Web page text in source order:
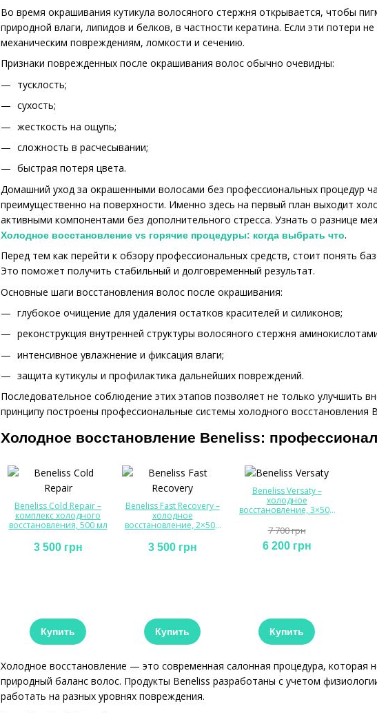
Во время окрашивания кутикула волосяного стержня открывается, чтобы
природной влаги, липидов и белков, в частности кератина. Если эти потери
механическим повреждениям, ломкости и сечению.
Признаки поврежденных после окрашивания волос обычно очевидны:
тусклость;
сухость;
жесткость на ощупь;
сложность в расчесывании;
быстрая потеря цвета.
Домашний уход за окрашенными волосами без профессиональных процедур
преимущественно на поверхности. Именно здесь на первый план выходит
активными компонентами без дополнительного стресса. Узнать о разнице
Холодное восстановление vs горячие процедуры: когда выбрать что.
Перед тем как перейти к обзору профессиональных средств, стоит понять
Это поможет получить стабильный и долговременный результат.
Основные шаги восстановления волос после окрашивания:
глубокое очищение для удаления остатков красителей и силиконов;
реконструкция внутренней структуры волосяного стержня
интенсивное увлажнение и фиксация влаги;
защита кутикулы и профилактика дальнейших повреждений.
Последовательное соблюдение этих этапов позволяет не только улучшить
принципу построены профессиональные системы холодного восстановления
Холодное восстановление Beneliss:
Beneliss Cold Repair –
комплекс холодного
восстановления, 500 мл
3 500 грн
Купить
Beneliss Fast Recovery –
холодное
восстановление, 2×500
3 500 грн
Купить
Beneliss Versaty –
холодное
восстановление, 3×500
7 700 грн
6 200 грн
Купить
Холодное восстановление — это современная салонная процедура, которая
природный баланс волос. Продукты Beneliss разработаны с учетом
работать на разных уровнях повреждения.